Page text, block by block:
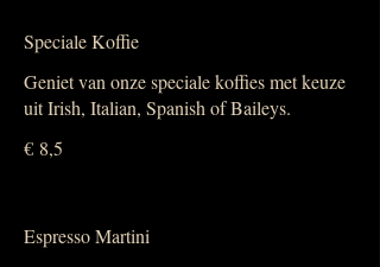
Speciale Koffie
Geniet van onze speciale koffies met keuze
uit Irish, Italian, Spanish of Baileys.
€ 8,5
Espresso Martini